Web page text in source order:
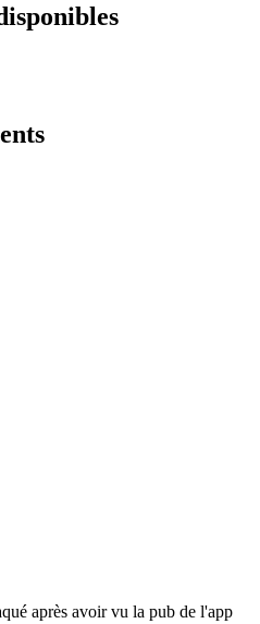
après avoir vu la pub de l'app